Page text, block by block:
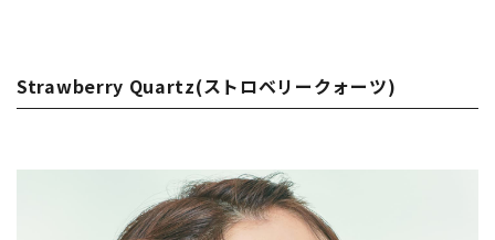
Strawberry Quartz(ストロベリークォーツ)